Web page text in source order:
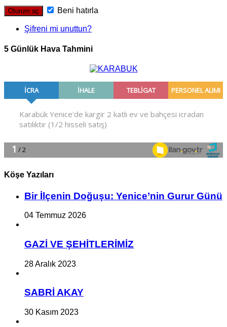
Beni hatırla
Şifreni mi unuttun?
5 Günlük Hava Tahmini
Köşe Yazıları
Bir İlçe­nin Do­ğu­şu: Ye­ni­ce’nin Gurur Günü
04 Temmuz 2026
GAZİ VE ŞEHİTLERİMİZ
28 Aralık 2023
SABRİ AKAY
30 Kasım 2023